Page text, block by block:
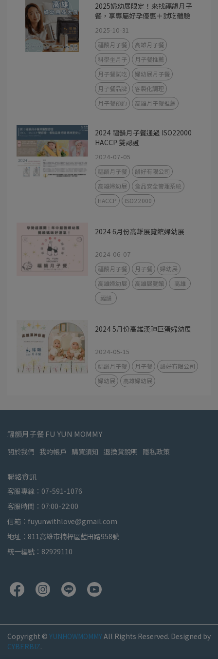
2025婦幼展限定！來找福韻月子
餐，享專屬好孕優惠＋試吃體驗
2025-10-31
福韻月子餐
高雄月子餐
科學坐月子
月子餐推薦
月子餐試吃
婦幼展月子餐
月子餐品牌
客製化調理
月子餐預約
高雄月子餐推薦
2024 福韻月子餐通過 ISO22000
HACCP 雙認證
2024-07-05
福韻月子餐
韻好有限公司
高雄婦幼展
食品安全管理系統
HACCP
ISO22000
2024 6月份高雄展覽館婦幼展
2024-06-07
福韻月子餐 月子餐
婦幼展
高雄婦幼展
高雄展覽館
高雄
福韻
2024 5月份高雄漢神巨蛋婦幼展
2024-05-15
福韻月子餐 月子餐
韻好有限公司
婦幼展
高雄婦幼展
福韻月子餐 FU YUN MOMMY
關於我們 我的帳戶 購買須知 退換貨說明 隱私政策
聯絡資訊
客服專線：07-591-1076
客服時間：07:00-22:00
信箱：fuyunwithlove@gmail.com
地址：811高雄市楠梓區藍田路958號
統一編號：82929110
Copyright © YUNHOWMOMMYAll Rights Reserved. Designed by
CYBERBIZ.